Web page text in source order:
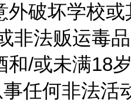
破坏学校或
法贩运毒
/或未满18
何非法活